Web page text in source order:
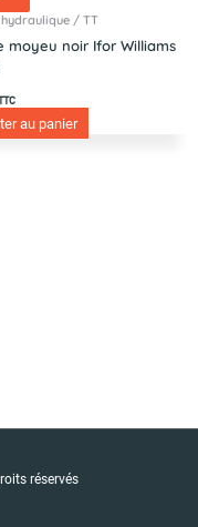
hydraulique / TT
moyeu noir Ifor Williams
au panier
réservés